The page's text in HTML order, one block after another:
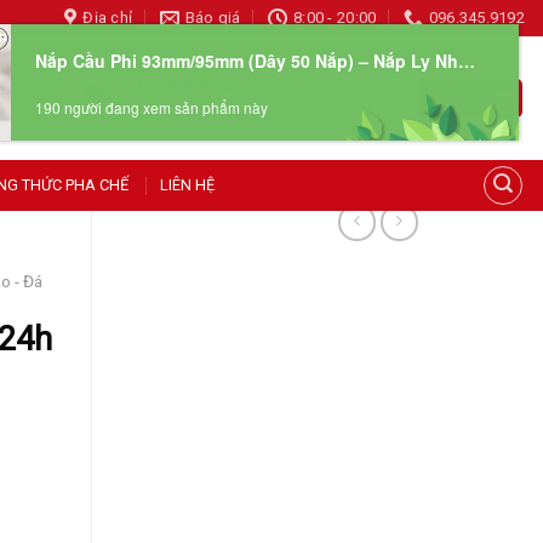
Địa chỉ Báo giá 8:00 - 20:00 096.345.9192
096 345 9192
Giỏ hàng
THỨC PHA CHẾ LIÊN HỆ
- Đá
Nắp Cầu Phi 93mm/95mm (Dây 50 Nắp) – Nắp Ly Nhựa PET & PP
190 người đang xem sản phẩm này